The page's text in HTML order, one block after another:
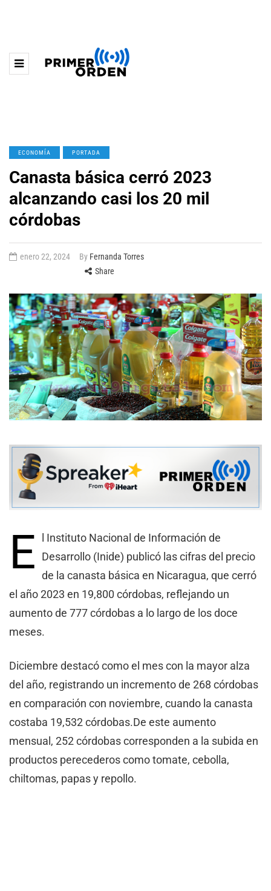
ECONOMÍA PORTADA
Canasta básica cerró 2023
alcanzando casi los 20 mil
córdobas
enero 22, 2024 By Fernanda Torres
Share
E
l Instituto Nacional de Información de
Desarrollo (Inide) publicó las cifras del precio
de la canasta básica en Nicaragua, que cerró
el año 2023 en 19,800 córdobas, reflejando un
aumento de 777 córdobas a lo largo de los doce
meses.
Diciembre destacó como el mes con la mayor alza
del año, registrando un incremento de 268 córdobas
en comparación con noviembre, cuando la canasta
costaba 19,532 córdobas.De este aumento
mensual, 252 córdobas corresponden a la subida en
productos perecederos como tomate, cebolla,
chiltomas, papas y repollo.